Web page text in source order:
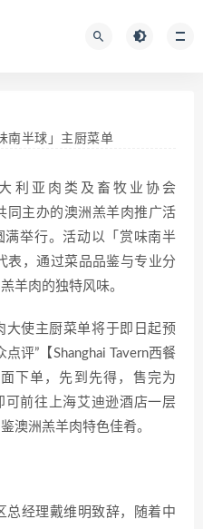
南半球」主厨菜单
利亚肉类及畜牧业协会
同主办的澳洲羔羊肉推广活
满举行。活动以「赏味南半
表，通过菜品品鉴与专业分
羊肉的独特风味。
大使主厨菜单将于即日起预
评”【Shanghai Tavern西餐
下单，先到先得，售完为
前往上海艾迪逊酒店一层
澳洲羔羊肉特色佳肴。
总经理戴维明致辞，随着中